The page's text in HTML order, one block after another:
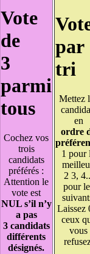
Vote
de
3
parmi
tous
Cochez vos
trois
candidats
préférés :
Attention le
vote est
NUL s’il n’y
a pas
3 candidats
différents
désignés.
par
tri
Mettez
en
ordre
1 pour
2 3,
pour
Laissez
ceux
vous